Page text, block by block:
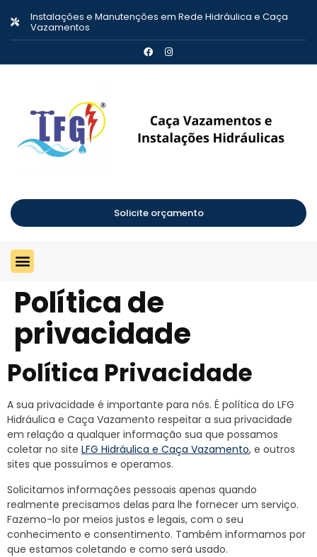
Instalações e Manutenções em Rede Hidráulica e Caça
Vazamentos
Solicite orçamento
Política de
privacidade
Política Privacidade
A sua privacidade é importante para nós. É política do LFG
Hidráulica e Caça Vazamento respeitar a sua privacidade
em relação a qualquer informação sua que possamos
coletar no site LFG Hidráulica e Caça Vazamento, e outros
sites que possuímos e operamos.
Solicitamos informações pessoais apenas quando
realmente precisamos delas para lhe fornecer um serviço.
Fazemo-lo por meios justos e legais, com o seu
conhecimento e consentimento. Também informamos por
que estamos coletando e como será usado.